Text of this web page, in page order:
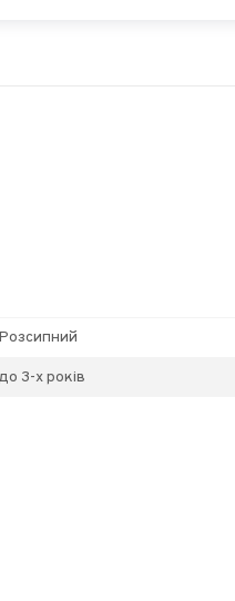
Розсипний
3-х років